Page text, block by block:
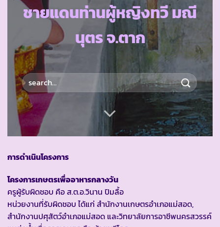
ชายแดนท่านผู้หญิงทวี มณี
นุตร จ.ตาก
การดำเนินโครงการ
โครงการเกษตรเพื่ออาหารกลางวัน
ครูผู้รับผิดชอบ คือ ส.ต.อ.วินาน ปิมลื้อ
หน่วยงานที่รับผิดชอบ ได้แก่ สำนักงานเกษตรอำเภอแม่สอด,
สำนักงานปศุสัตว์อำเภอแม่สอด และวิทยาลัยการอาชีพนครสวรรค์